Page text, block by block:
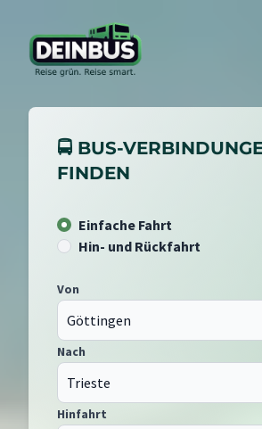
🚍 BUS-
FINDEN
Einfache Fahrt
Hin- und Rückfahrt
Von
Nach
Hinfahrt